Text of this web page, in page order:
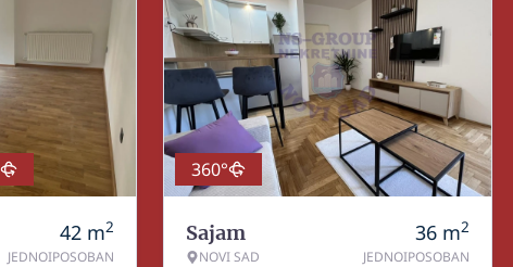
42 m2
JEDNOIPOSOBAN
360°
Sajam
NOVI SAD
36 m2
JEDNOIPOSOBAN